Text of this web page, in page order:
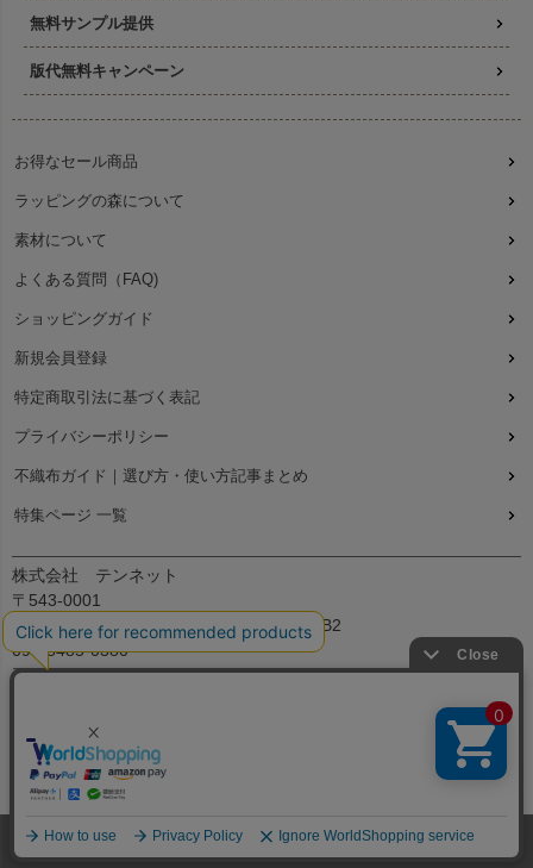
無料サンプル提供
版代無料キャンペーン
お得なセール商品
ラッピングの森について
素材について
よくある質問（FAQ)
ショッピングガイド
新規会員登録
特定商取引法に基づく表記
プライバシーポリシー
不織布ガイド｜選び方・使い方記事まとめ
特集ページ 一覧
株式会社 テンネット
〒543-0001
大阪府大阪市天王寺区上本町7丁目2-23-5B2
090-8485-0380
平日：9:30～12:00、13:00～17:00
© All Right Reserved.